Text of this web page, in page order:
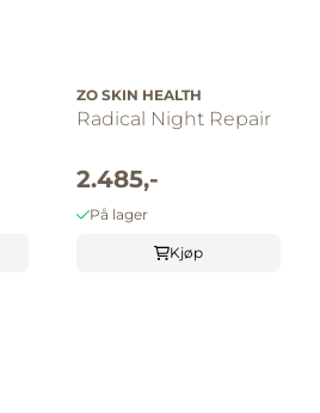
ZO SKIN HEALTH
Radical Night Repair
2.485,-
På lager
Kjøp